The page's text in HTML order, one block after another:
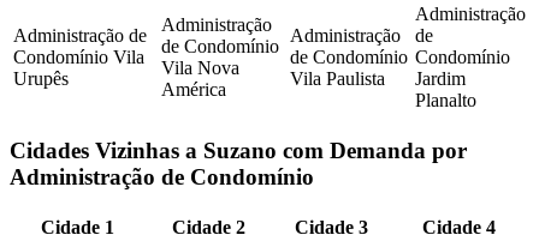
Administração de
Condomínio Vila
Urupês
Administração
de Condomínio
Vila Nova
América
Administração
de Condomínio
Vila Paulista
Administração
de
Condomínio
Jardim
Planalto
Cidades Vizinhas a Suzano com Demanda por
Administração de Condomínio
Cidade 1 Cidade 2 Cidade 3
Cidade 4